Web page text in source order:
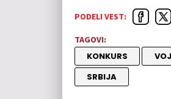
PODELI VEST:
TAGOVI:
KONKURS
SRBIJA